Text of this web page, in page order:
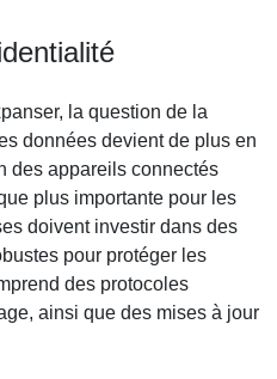
la question de la
données devient de plus en
des appareils connectés
plus importante pour les
doivent investir dans des
pour protéger les
des protocoles
ainsi que des mises à jour